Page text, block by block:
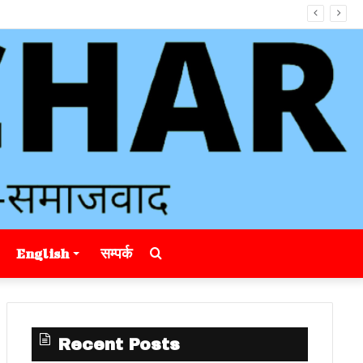
English सम्पर्क Search
for
Recent Posts